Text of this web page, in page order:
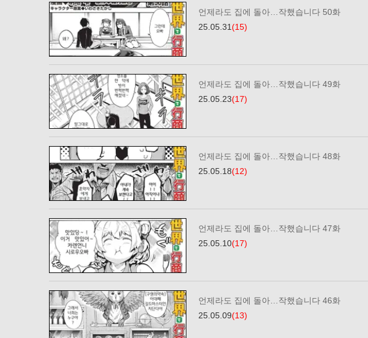
언제라도 집에 돌아…작했습니다 50화
25.05.31(15)
언제라도 집에 돌아…작했습니다 49화
25.05.23(17)
언제라도 집에 돌아…작했습니다 48화
25.05.18(12)
언제라도 집에 돌아…작했습니다 47화
25.05.10(17)
언제라도 집에 돌아…작했습니다 46화
25.05.09(13)